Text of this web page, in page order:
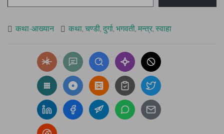
कथा-आख्यान कथा चण्डी दुर्गा भगवती मन्त्र स्वाहा